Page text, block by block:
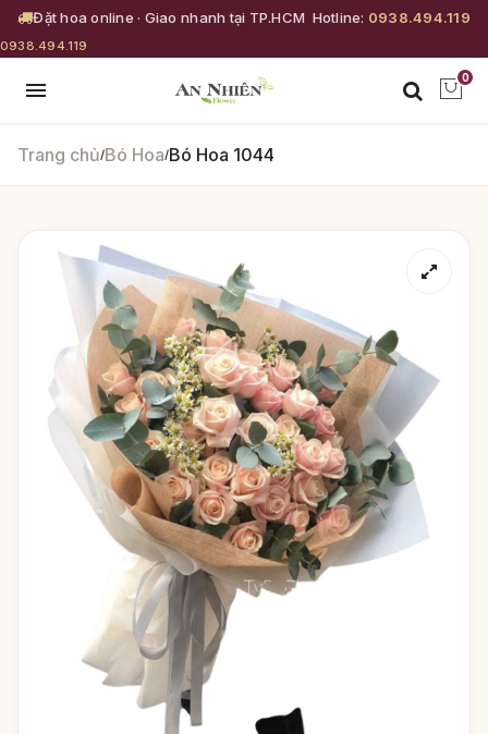
Đặt hoa online · Giao nhanh tại TP.HCM Hotline: 0938.494.119
0938.494.119
0
Trang chủ/Bó Hoa/Bó Hoa 1044